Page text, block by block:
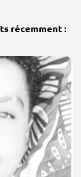
récemment :